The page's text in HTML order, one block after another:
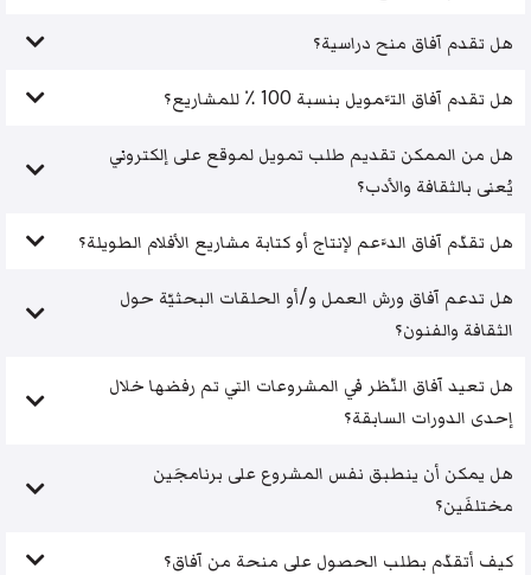
هل تقدم آفاق منح دراسية؟
هل تقدم آفاق التَّمويل بنسبة 100 ٪ للمشاريع؟
هل من الممكن تقديم طلب تمويل لموقع على إلكتروني
يُعنى بالثقافة والأدب؟
هل تقدّم آفاق الدَّعم لإنتاج أو كتابة مشاريع الأفلام الطويلة؟
هل تدعم آفاق ورش العمل و/أو الحلقات البحثيّة حول
الثقافة والفنون؟
هل تعيد آفاق النّظر في المشروعات التي تم رفضها خلال
إحدى الدورات السابقة؟
هل يمكن أن ينطبق نفس المشروع على برنامجَين
مختلفَين؟
كيف أتقدّم بطلب الحصول على منحة من آفاق؟